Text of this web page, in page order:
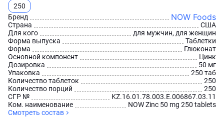
250
Бренд
NOW Foods
Страна
США
Для кого
для мужчин, для женщин
Форма выпуска
Таблетки
Форма
Глюконат
Основной компонент
Цинк
Дозировка
50 мг
Упаковка
250 таб
Количество таблеток
250
Количество порций
250
СГР №
KZ.16.01.78.003.Е.006867.03.11
Ком. наименование
NOW Zinc 50 mg 250 tablets
Смотреть состав